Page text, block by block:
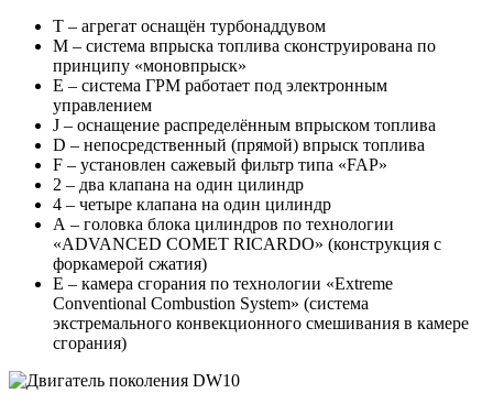
Т – агрегат оснащён турбонаддувом
М – система впрыска топлива сконструирована по
принципу «моновпрыск»
Е – система ГРМ работает под электронным
управлением
J – оснащение распределённым впрыском топлива
D – непосредственный (прямой) впрыск топлива
F – установлен сажевый фильтр типа «FAP»
2 – два клапана на один цилиндр
4 – четыре клапана на один цилиндр
А – головка блока цилиндров по технологии
«АDVANCED CОMЕT RICАRDО» (конструкция с
форкамерой сжатия)
Е – камера сгорания по технологии «Extreme
Conventional Combustion System» (система
экстремального конвекционного смешивания в камере
сгорания)